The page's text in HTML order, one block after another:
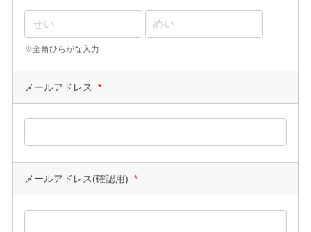
※全角ひらがな入力
メールアドレス *
メールアドレス(確認用) *